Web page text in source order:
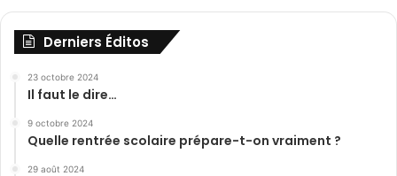
Derniers Éditos
23 octobre 2024
Il faut le dire…
9 octobre 2024
Quelle rentrée scolaire prépare-t-on vraiment ?
29 août 2024